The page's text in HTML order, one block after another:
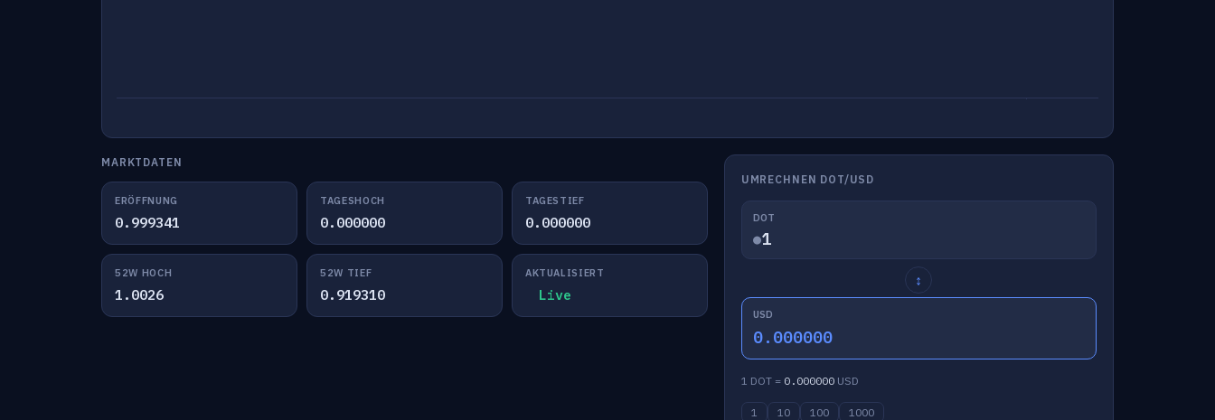
MARKTDATEN
ERÖFFNUNG
0.999341
TAGESHOCH
0.000000
TAGESTIEF
0.000000
52W HOCH
1.0026
52W TIEF
0.919310
AKTUALISIERT
Live
UMRECHNEN DOT/USD
DOT
●
↕
USD
0.000000
1 DOT = 0.000000USD
1 10 100 1000